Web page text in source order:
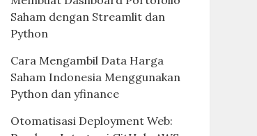
Saham dengan Streamlit dan
Python
Cara Mengambil Data Harga
Saham Indonesia Menggunakan
Python dan yfinance
Otomatisasi Deployment Web: